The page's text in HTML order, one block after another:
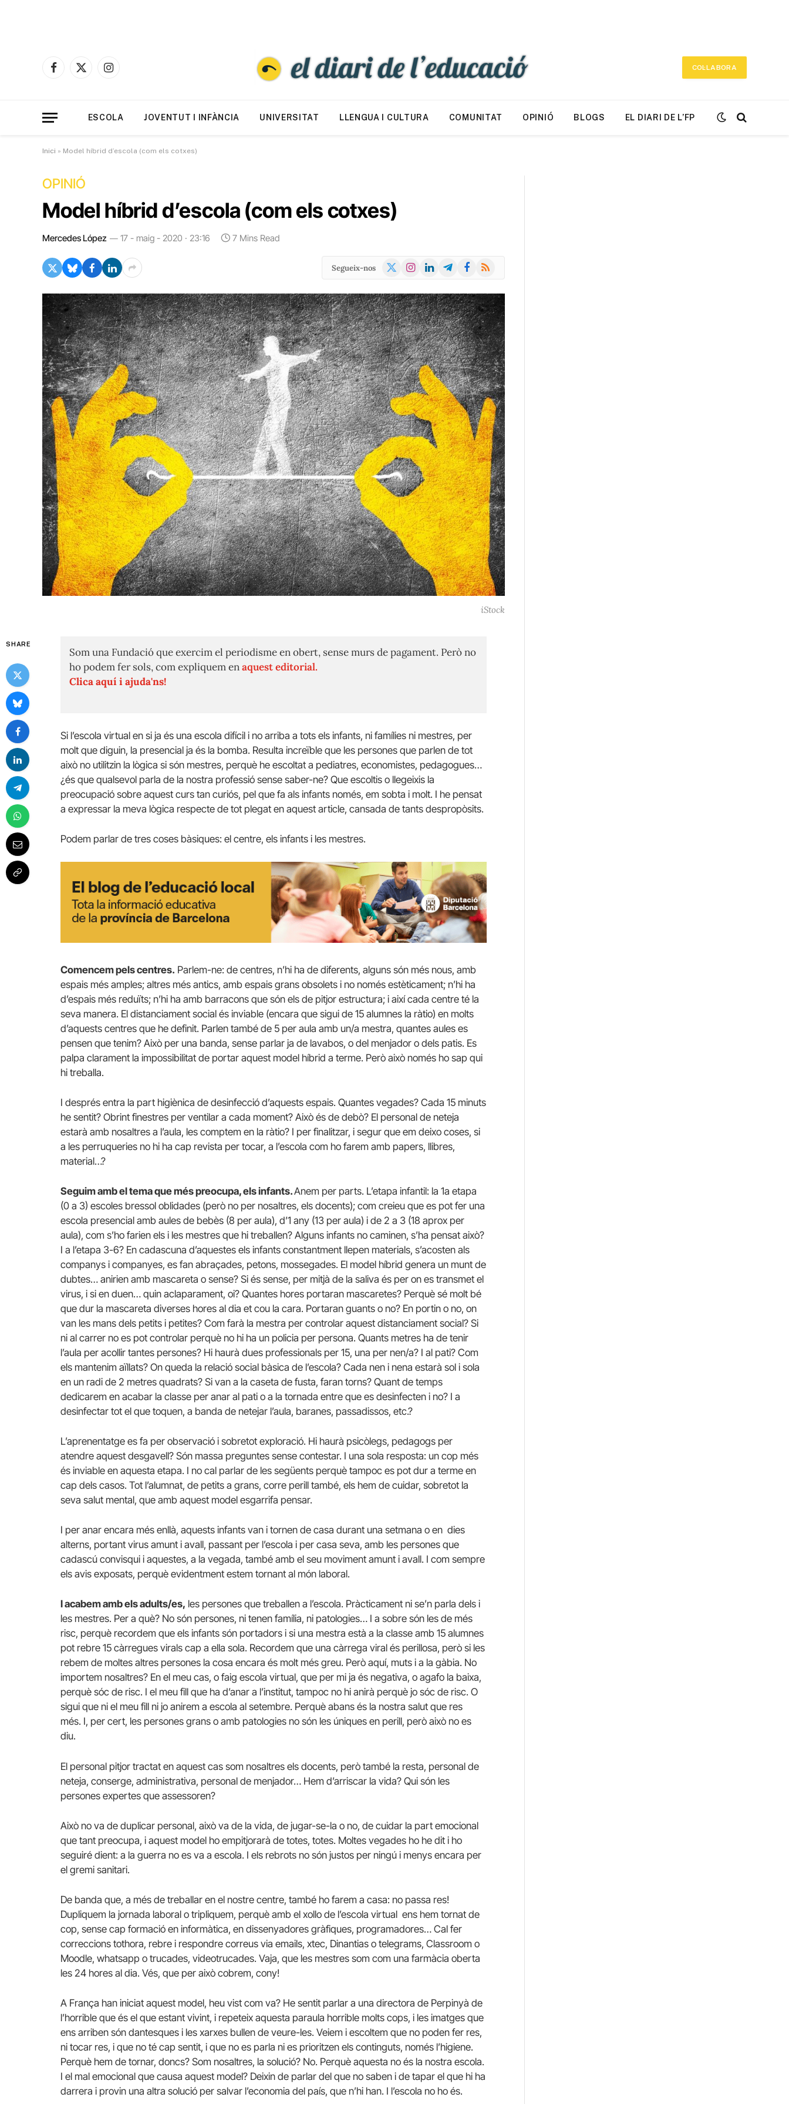
Facebook
X
Instagram
COL·LABORA
ESCOLA JOVENTUT I INFÀNCIA UNIVERSITAT LLENGUA I CULTURA COMUNITAT OPINIÓ BLOGS EL DIARI DE L’FP
Inici » Model híbrid d’escola (com els cotxes)
OPINIÓ
Model híbrid d’escola (com els cotxes)
Mercedes López 17 - maig - 2020 · 23:16 7 Mins Read
Segueix-nos
X
Instagram
LinkedInTelegramFacebook
RSS
iStock
SHARE
Som una Fundació que exercim el periodisme en obert, sense murs de pagament. Però no
ho podem fer sols, com expliquem enaquest editorial.
Clica aquí i ajuda'ns!
Si l’escola virtual en si ja és una escola difícil i no arriba a tots els infants, ni famílies ni mestres, per
molt que diguin, la presencial ja és la bomba. Resulta increïble que les persones que parlen de tot
això no utilitzin la lògica si són mestres, perquè he escoltat a pediatres, economistes, pedagogues…
¿és que qualsevol parla de la nostra professió sense saber-ne? Que escoltis o llegeixis la
preocupació sobre aquest curs tan curiós, pel que fa als infants només, em sobta i molt. I he pensat
a expressar la meva lògica respecte de tot plegat en aquest article, cansada de tants despropòsits.
Podem parlar de tres coses bàsiques: el centre, els infants i les mestres.
Comencem pels centres. Parlem-ne: de centres, n’hi ha de diferents, alguns són més nous, amb
espais més amples; altres més antics, amb espais grans obsolets i no només estèticament; n’hi ha
d’espais més reduïts; n’hi ha amb barracons que són els de pitjor estructura; i així cada centre té la
seva manera. El distanciament social és inviable (encara que sigui de 15 alumnes la ràtio) en molts
d’aquests centres que he definit. Parlen també de 5 per aula amb un/a mestra, quantes aules es
pensen que tenim? Això per una banda, sense parlar ja de lavabos, o del menjador o dels patis. Es
palpa clarament la impossibilitat de portar aquest model híbrid a terme. Però això només ho sap qui
hi treballa.
I després entra la part higiènica de desinfecció d’aquests espais. Quantes vegades? Cada 15 minuts
he sentit? Obrint finestres per ventilar a cada moment? Això és de debò? El personal de neteja
estarà amb nosaltres a l’aula, les comptem en la ràtio? I per finalitzar, i segur que em deixo coses, si
a les perruqueries no hi ha cap revista per tocar, a l’escola com ho farem amb papers, llibres,
material…?
Seguim amb el tema que més preocupa, els infants.Anem per parts. L’etapa infantil: la 1a etapa
(0 a 3) escoles bressol oblidades (però no per nosaltres, els docents); com creieu que es pot fer una
escola presencial amb aules de bebès (8 per aula), d’1 any (13 per aula) i de 2 a 3 (18 aprox per
aula), com s’ho farien els i les mestres que hi treballen? Alguns infants no caminen, s’ha pensat això?
I a l’etapa 3-6? En cadascuna d’aquestes els infants constantment llepen materials, s’acosten als
companys i companyes, es fan abraçades, petons, mossegades. El model híbrid genera un munt de
dubtes… anirien amb mascareta o sense? Si és sense, per mitjà de la saliva és per on es transmet el
virus, i si en duen… quin aclaparament, oi? Quantes hores portaran mascaretes? Perquè sé molt bé
que dur la mascareta diverses hores al dia et cou la cara. Portaran guants o no? En portin o no, on
van les mans dels petits i petites? Com farà la mestra per controlar aquest distanciament social? Si
ni al carrer no es pot controlar perquè no hi ha un policia per persona. Quants metres ha de tenir
l’aula per acollir tantes persones? Hi haurà dues professionals per 15, una per nen/a? I al pati? Com
els mantenim aïllats? On queda la relació social bàsica de l’escola? Cada nen i nena estarà sol i sola
en un radi de 2 metres quadrats? Si van a la caseta de fusta, faran torns? Quant de temps
dedicarem en acabar la classe per anar al pati o a la tornada entre que es desinfecten i no? I a
desinfectar tot el que toquen, a banda de netejar l’aula, baranes, passadissos, etc.?
L’aprenentatge es fa per observació i sobretot exploració. Hi haurà psicòlegs, pedagogs per
atendre aquest desgavell? Són massa preguntes sense contestar. I una sola resposta: un cop més
és inviable en aquesta etapa. I no cal parlar de les següents perquè tampoc es pot dur a terme en
cap dels casos. Tot l’alumnat, de petits a grans, corre perill també, els hem de cuidar, sobretot la
seva salut mental, que amb aquest model esgarrifa pensar.
I per anar encara més enllà, aquests infants van i tornen de casa durant una setmana o en dies
alterns, portant virus amunt i avall, passant per l’escola i per casa seva, amb les persones que
cadascú convisqui i aquestes, a la vegada, també amb el seu moviment amunt i avall. I com sempre
els avis exposats, perquè evidentment estem tornant al món laboral.
I acabem amb els adults/es, les persones que treballen a l’escola. Pràcticament ni se’n parla dels i
les mestres. Per a què? No són persones, ni tenen família, ni patologies… I a sobre són les de més
risc, perquè recordem que els infants són portadors i si una mestra està a la classe amb 15 alumnes
pot rebre 15 càrregues virals cap a ella sola. Recordem que una càrrega viral és perillosa, però si les
rebem de moltes altres persones la cosa encara és molt més greu. Però aquí, muts i a la gàbia. No
importem nosaltres? En el meu cas, o faig escola virtual, que per mi ja és negativa, o agafo la baixa,
perquè sóc de risc. I el meu fill que ha d’anar a l’institut, tampoc no hi anirà perquè jo sóc de risc. O
sigui que ni el meu fill ni jo anirem a escola al setembre. Perquè abans és la nostra salut que res
més. I, per cert, les persones grans o amb patologies no són les úniques en perill, però això no es
diu.
El personal pitjor tractat en aquest cas som nosaltres els docents, però també la resta, personal de
neteja, conserge, administrativa, personal de menjador… Hem d’arriscar la vida? Qui són les
persones expertes que assessoren?
Això no va de duplicar personal, això va de la vida, de jugar-se-la o no, de cuidar la part emocional
que tant preocupa, i aquest model ho empitjorarà de totes, totes. Moltes vegades ho he dit i ho
seguiré dient: a la guerra no es va a escola. I els rebrots no són justos per ningú i menys encara per
el gremi sanitari.
De banda que, a més de treballar en el nostre centre, també ho farem a casa: no passa res!
Dupliquem la jornada laboral o tripliquem, perquè amb el xollo de l’escola virtual ens hem tornat de
cop, sense cap formació en informàtica, en dissenyadores gràfiques, programadores… Cal fer
correccions tothora, rebre i respondre correus via emails, xtec, Dinantias o telegrams, Classroom o
Moodle, whatsapp o trucades, videotrucades. Vaja, que les mestres som com una farmàcia oberta
les 24 hores al dia. Vés, que per això cobrem, cony!
A França han iniciat aquest model, heu vist com va? He sentit parlar a una directora de Perpinyà de
l’horrible que és el que estant vivint, i repeteix aquesta paraula horrible molts cops, i les imatges que
ens arriben són dantesques i les xarxes bullen de veure-les. Veiem i escoltem que no poden fer res,
ni tocar res, i que no té cap sentit, i que no es parla ni es prioritzen els continguts, només l’higiene.
Perquè hem de tornar, doncs? Som nosaltres, la solució? No. Perquè aquesta no és la nostra escola.
I el mal emocional que causa aquest model? Deixin de parlar del que no saben i de tapar el que hi ha
darrera i provin una altra solució per salvar l’economia del país, que n’hi han. I l’escola no ho és.